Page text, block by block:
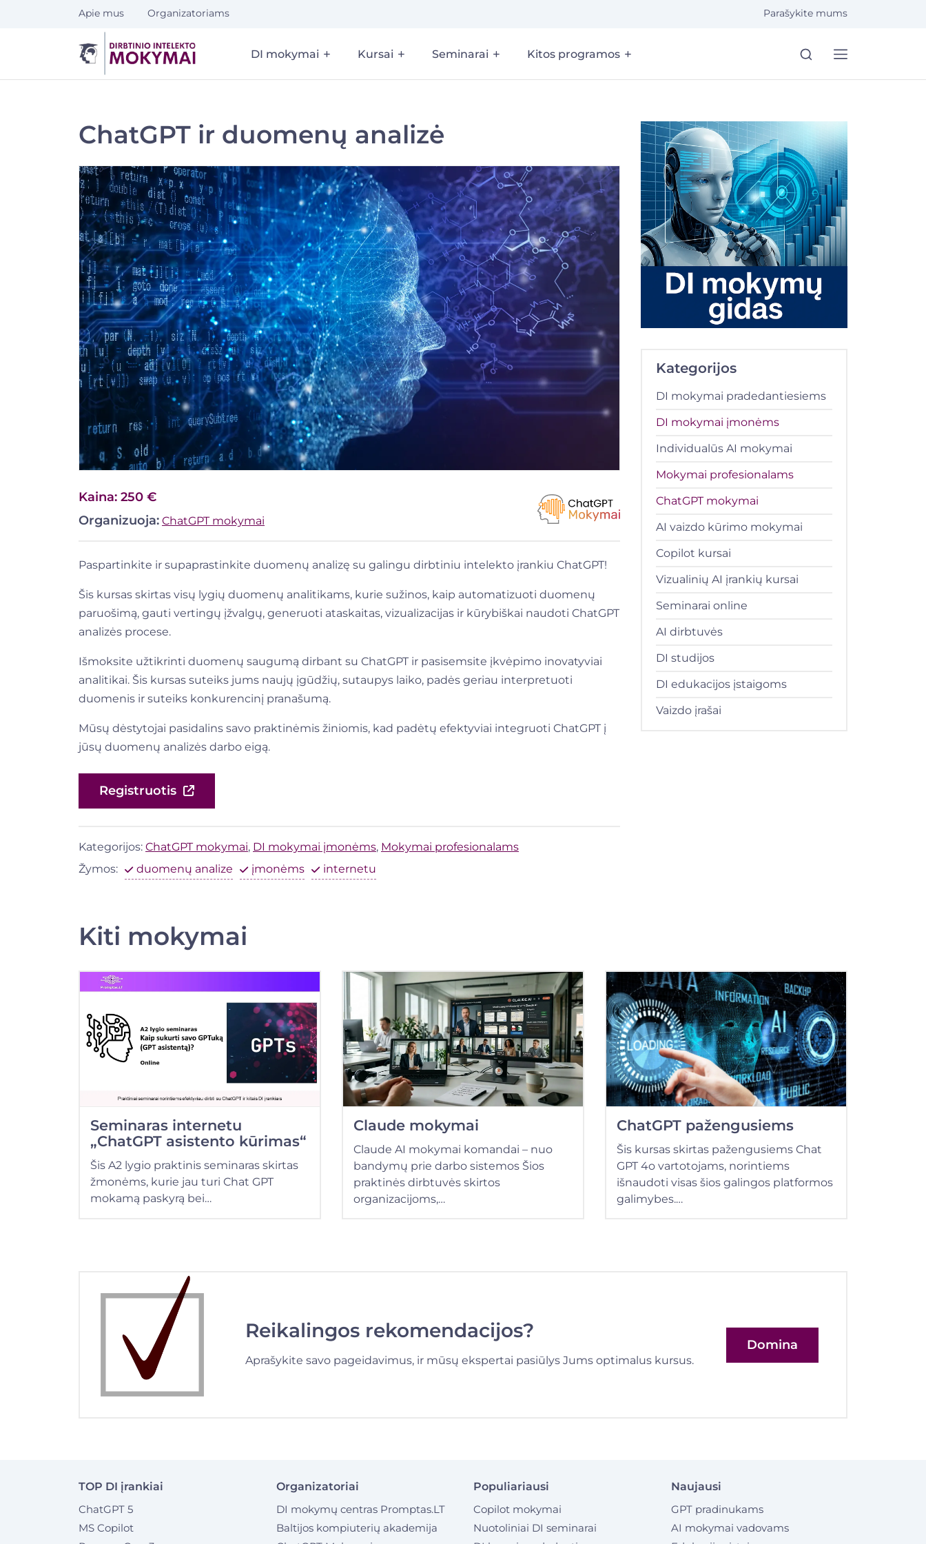
Apie mus Organizatoriams Parašykite mums
DI mokymai Kursai Seminarai Kitos programos
ChatGPT ir duomenų analizė
Kaina: 250 €
Organizuoja: ChatGPT mokymai
Paspartinkite ir supaprastinkite duomenų analizę su galingu dirbtiniu intelekto įrankiu ChatGPT!
Šis kursas skirtas visų lygių duomenų analitikams, kurie sužinos, kaip automatizuoti duomenų
paruošimą, gauti vertingų įžvalgų, generuoti ataskaitas, vizualizacijas ir kūrybiškai naudoti ChatGPT
analizės procese.
Išmoksite užtikrinti duomenų saugumą dirbant su ChatGPT ir pasisemsite įkvėpimo inovatyviai
analitikai. Šis kursas suteiks jums naujų įgūdžių, sutaupys laiko, padės geriau interpretuoti
duomenis ir suteiks konkurencinį pranašumą.
Mūsų dėstytojai pasidalins savo praktinėmis žiniomis, kad padėtų efektyviai integruoti ChatGPT į
jūsų duomenų analizės darbo eigą.
Registruotis
Kategorijos: ChatGPT mokymai, DI mokymai įmonėms, Mokymai profesionalams
Žymos:
duomenų analize įmonėms internetu
Kategorijos
DI mokymai pradedantiesiems
DI mokymai įmonėms
Individualūs AI mokymai
Mokymai profesionalams
ChatGPT mokymai
AI vaizdo kūrimo mokymai
Copilot kursai
Vizualinių AI įrankių kursai
Seminarai online
AI dirbtuvės
DI studijos
DI edukacijos įstaigoms
Vaizdo įrašai
Kiti mokymai
Seminaras internetu
„ChatGPT asistento kūrimas“
Šis A2 lygio praktinis seminaras skirtas
žmonėms, kurie jau turi Chat GPT
mokamą paskyrą bei…
Claude mokymai
Claude AI mokymai komandai – nuo
bandymų prie darbo sistemos Šios
praktinės dirbtuvės skirtos
organizacijoms,…
ChatGPT pažengusiems
Šis kursas skirtas pažengusiems Chat
GPT 4o vartotojams, norintiems
išnaudoti visas šios galingos platformos
galimybes.…
Reikalingos rekomendacijos?
Aprašykite savo pageidavimus, ir mūsų ekspertai pasiūlys Jums optimalus kursus.
Domina
TOP DI įrankiai
ChatGPT 5
MS Copilot
Organizatoriai
DI mokymų centras Promptas.LT
Baltijos kompiuterių akademija
Populiariausi
Copilot mokymai
Nuotoliniai DI seminarai
Naujausi
GPT pradinukams
AI mokymai vadovams